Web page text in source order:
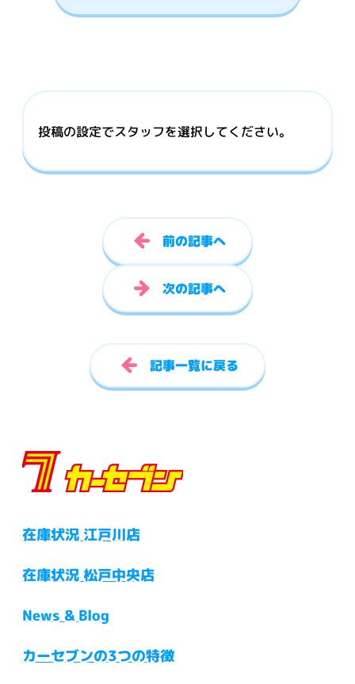
投稿の設定でスタッフを選択してください。
前の記事へ
次の記事へ
記事一覧に戻る
在庫状況 江戸川店
在庫状況 松戸中央店
News & Blog
カーセブンの3つの特徴